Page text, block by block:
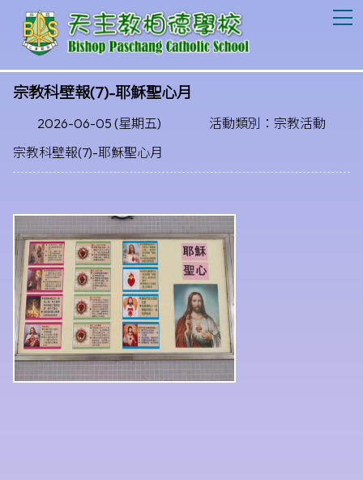
宗教科壁報(7)-耶穌聖心月
2026-06-05 (星期五)
活動類別：宗教活動
宗教科壁報(7)-耶穌聖心月